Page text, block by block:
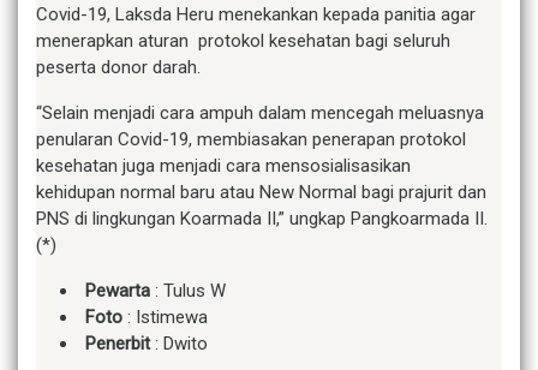
Covid-19, Laksda Heru menekankan kepada panitia agar
menerapkan aturan protokol kesehatan bagi seluruh
peserta donor darah.
“Selain menjadi cara ampuh dalam mencegah meluasnya
penularan Covid-19, membiasakan penerapan protokol
kesehatan juga menjadi cara mensosialisasikan
kehidupan normal baru atau New Normal bagi prajurit dan
PNS di lingkungan Koarmada II,” ungkap Pangkoarmada II.
(*)
Pewarta : Tulus W
Foto : Istimewa
Penerbit: Dwito